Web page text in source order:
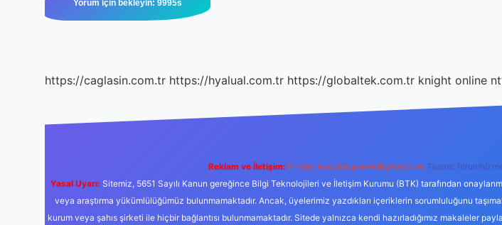
https://caglasin.com.tr https://hyalual.com.tr https://globaltek.com.tr knight online
Reklam ve İletişim: E-mail: backlinkpaneli@gmail.com Teams:
Yasal Uyarı: Sitemiz, 5651 Sayılı Kanun gereğince Bilgi Teknolojileri ve İletişim Kurumu (BTK) tarafından
veya araştırma yükümlülüğümüz bulunmamaktadır. Ancak, üyelerimiz yazdıkları içeriklerin sorumluluğunu
kurum veya şahıs şirketi ile hiçbir bağlantısı bulunmamaktadır. Sitede yalnızca kendi hazırladığımız makaleler